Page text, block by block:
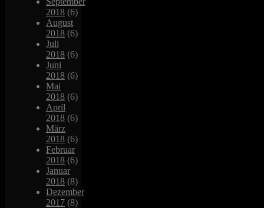
2018 (6)
August
2018 (6)
Juli
2018 (6)
Juni
2018 (6)
Mai
2018 (6)
April
2018 (6)
März
2018 (6)
Februar
2018 (6)
Januar
2018 (8)
Dezember
2017 (8)